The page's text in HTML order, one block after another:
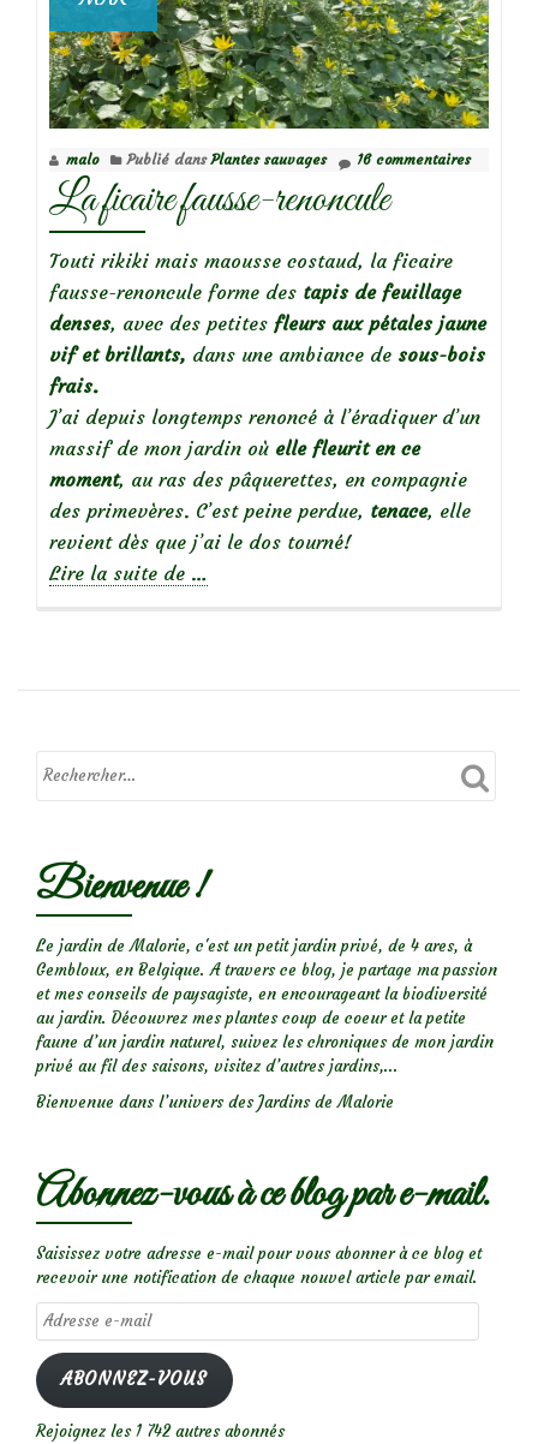
malo Publié dansPlantes sauvages 16 commentaires
La ficaire fausse-renoncule
Touti rikiki mais maousse costaud, la ficaire
fausse-renoncule forme des tapis de feuillage
denses, avec des petites fleurs aux pétales jaune
vif et brillants, dans une ambiance de sous-bois
frais.
J’ai depuis longtemps renoncé à l’éradiquer d’un
massif de mon jardin où elle fleurit en ce
moment, au ras des pâquerettes, en compagnie
des primevères. C’est peine perdue, tenace, elle
revient dès que j’ai le dos tourné!
Lire la suite de
fausse-
…
Bienvenue !
Le jardin de Malorie, c'est un petit jardin privé, de 4 ares, à
Gembloux, en Belgique. A travers ce blog, je partage ma passion
et mes conseils de paysagiste, en encourageant la biodiversité
au jardin. Découvrez mes plantes coup de coeur et la petite
faune d’un jardin naturel, suivez les chroniques de mon jardin
privé au fil des saisons, visitez d’autres jardins,...
Bienvenue dans l’univers des Jardins de Malorie
Abonnez-vous à ce blog par e-mail.
Saisissez votre adresse e-mail pour vous abonner à ce blog et
recevoir une notification de chaque nouvel article par email.
Adresse
e-
mail
ABONNEZ-VOUS
Rejoignez les 1 742 autres abonnés